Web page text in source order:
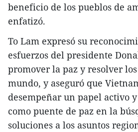
beneficio de los pueblos de
enfatizó.
To Lam expresó su
esfuerzos del presidente
promover la paz y resolver
mundo, y aseguró que
desempeñar un papel activo
como puente de paz en la
soluciones a los asuntos